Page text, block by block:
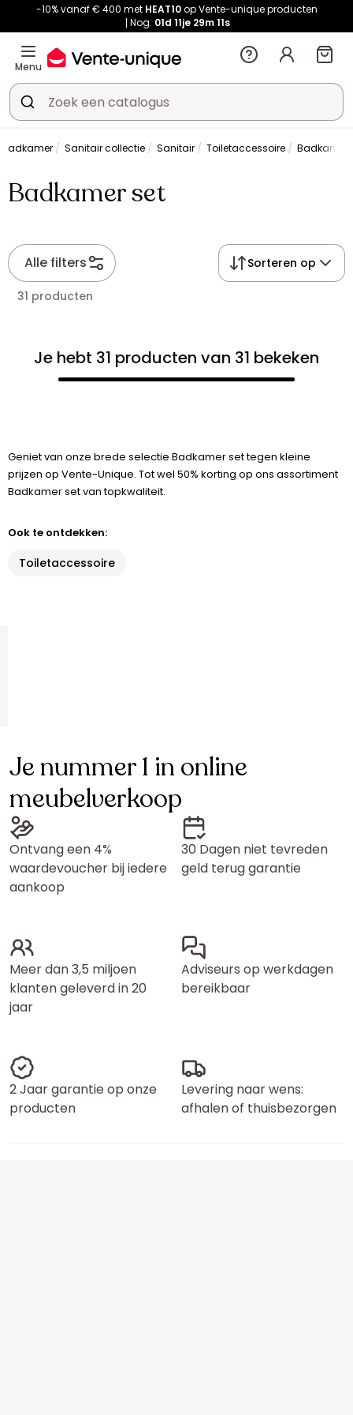
-10% vanaf € 400 met HEAT10op Vente-unique producten
Nog: 01d 11je 29m11s
Menu
Badkamer Sanitair collectie Sanitair Toiletaccessoire Badkamer
Badkamer set
Alle filters Sorteren op
31 producten
Je hebt 31 producten van 31 bekeken
Geniet van onze brede selectie Badkamer set tegen kleine
prijzen op Vente-Unique. Tot wel 50% korting op ons assortiment
Badkamer set van topkwaliteit.
Ook te ontdekken:
Toiletaccessoire
Je nummer 1 in online
meubelverkoop
Ontvang een 4%
waardevoucher bij iedere
aankoop
30 Dagen niet tevreden
geld terug garantie
Meer dan 3,5 miljoen
klanten geleverd in 20
jaar
Adviseurs op werkdagen
bereikbaar
2 Jaar garantie op onze
producten
Levering naar wens:
afhalen of thuisbezorgen